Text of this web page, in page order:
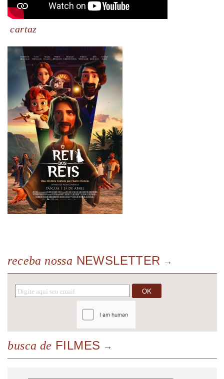
cartaz
receba nossa NEWSLETTER
busca de FILMES